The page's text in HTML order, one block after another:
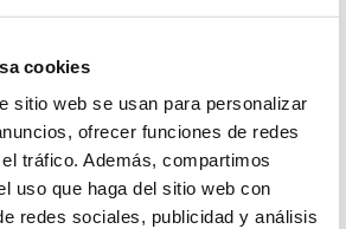
cookies
sitio web se usan para personalizar
ofrecer funciones de redes
tráfico. Además, compartimos
uso que haga del sitio web con
redes sociales, publicidad y análisis
permite conectarse con
forman parte de la industria
las opciones más óptimas de
realizar la gestión de manera
eligiendo entre un amplio